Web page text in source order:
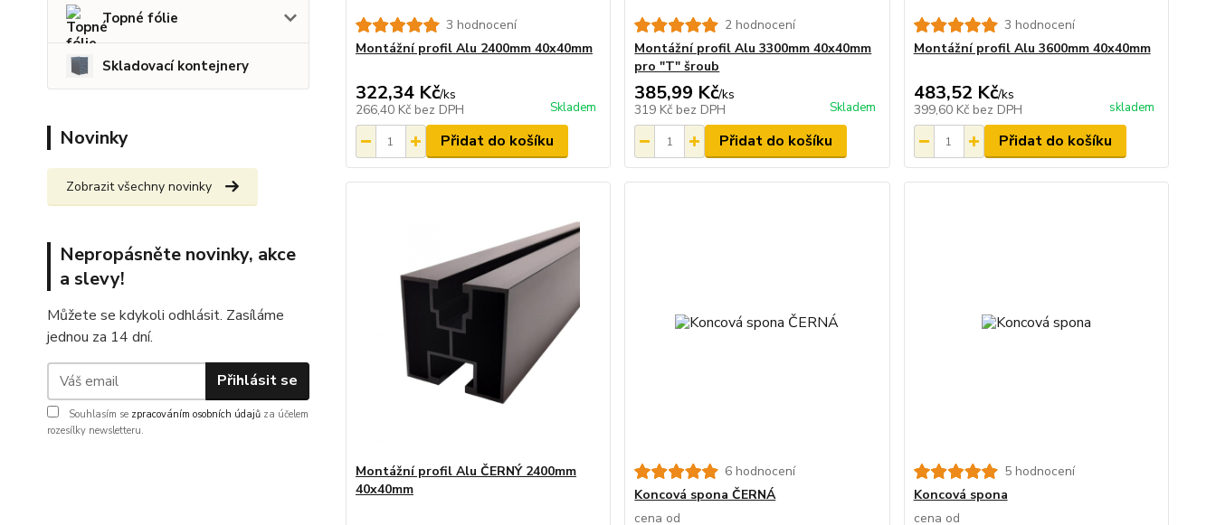
Topné fólie
Skladovací kontejnery
Novinky
Zobrazit všechny novinky
Nepropásněte novinky, akce
a slevy!
Můžete se kdykoli odhlásit. Zasíláme
jednou za 14 dní.
Přihlásit se
Souhlasím se zpracováním osobních údajů za účelem
rozesílky newsletteru.
3 hodnocení
Montážní profil Alu 2400mm 40x40mm
322,34 Kč/ks
266,40 Kč bez DPH Skladem
Přidat do košíku
2 hodnocení
Montážní profil Alu 3300mm 40x40mm
pro "T" šroub
385,99 Kč/ks
319 Kč bez DPH Skladem
Přidat do košíku
3 hodnocení
Montážní profil Alu 3600mm 40x40mm
483,52 Kč/ks
399,60 Kč bez DPH skladem
Přidat do košíku
Montážní profil Alu ČERNÝ 2400mm
40x40mm
6 hodnocení
Koncová spona ČERNÁ
cena od
5 hodnocení
Koncová spona
cena od